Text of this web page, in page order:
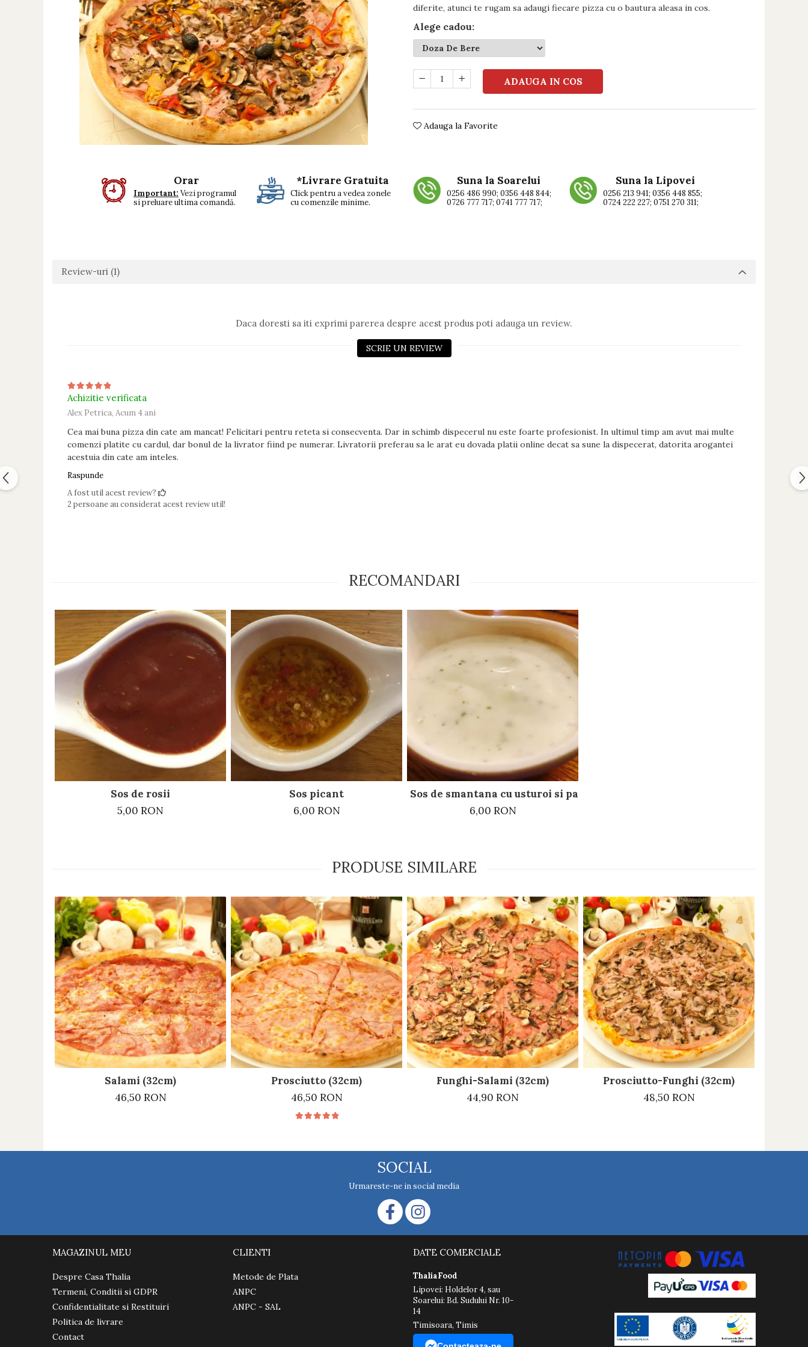
Preparate din vita
Preparate din peste
diferite, atunci te rugam sa adaugi fiecare pizza cu o bautura aleasa in cos.
Alege cadou:
ADAUGA IN COS
Adauga la Favorite
Orar
Important: Vezi programul
si preluare ultima comandă.
*Livrare Gratuita
Click pentru a vedea zonele
cu comenzile minime.
Suna la Soarelui
0256 486 990; 0356 448 844;
0726 777 717; 0741 777 717;
Suna la Lipovei
0256 213 941; 0356 448 855;
0724 222 227; 0751 270 311;
Review-uri (1)
Daca doresti sa iti exprimi parerea despre acest produs poti adauga un review.
SCRIE UN REVIEW
Achizitie verificata
Alex Petrica, Acum 4 ani
Cea mai buna pizza din cate am mancat! Felicitari pentru reteta si consecventa. Dar in schimb dispecerul nu este foarte profesionist. In ultimul timp am avut mai multe
comenzi platite cu cardul, dar bonul de la livrator fiind pe numerar. Livratorii preferau sa le arat eu dovada platii online decat sa sune la dispecerat, datorita arogantei
acestuia din cate am inteles.
Raspunde
A fost util acest review?
2 persoane au considerat acest review util!
RECOMANDARI
Sos de rosii
5,00 RON
Sos picant
6,00 RON
Sos de smantana cu usturoi si patrunjel
6,00 RON
PRODUSE SIMILARE
Salami (32cm)
46,50 RON
Prosciutto (32cm)
46,50 RON
Funghi-Salami (32cm)
44,90 RON
Prosciutto-Funghi (32cm)
48,50 RON
SOCIAL
Urmareste-ne in social media
MAGAZINUL MEU
Despre Casa Thalia
Termeni, Conditii si GDPR
Confidentialitate si Restituiri
Politica de livrare
Contact
CLIENTI
Metode de Plata
ANPC
ANPC - SAL
DATE COMERCIALE
ThaliaFood
Lipovei: Holdelor 4, sau
Soarelui: Bd. Sudului Nr. 10-
14
Timisoara, Timis